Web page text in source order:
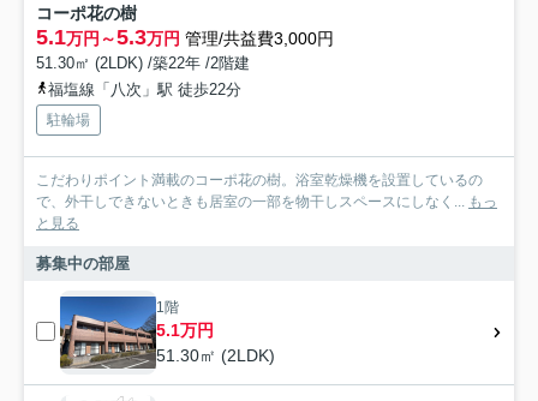
コーポ花の樹
5.1万円～5.3万円 管理/共益費3,000円
51.30㎡ (2LDK) /築22年 /2階建
福塩線「八次」駅 徒歩22分
駐輪場
こだわりポイント満載のコーポ花の樹。浴室乾燥機を設置しているの
で、外干しできないときも居室の一部を物干しスペースにしなく... もっ
と見る
募集中の部屋
1階
5.1万円
51.30㎡ (2LDK)